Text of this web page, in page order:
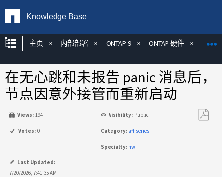
Knowledge Base
扩展/隐缩全局层次
主页 内部部署 ONTAP 9 ONTAP 硬件
在无心跳和未报告 panic 消息后，
节点因意外接管而重新启动
Views: 194 Visibility: Public
Votes: 0 Category: aff-series
Specialty: hw
Last Updated:
7/20/2026, 7:41:35 AM